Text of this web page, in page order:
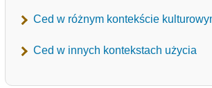
Ced w różnym kontekście
Ced w innych kontekstach użycia